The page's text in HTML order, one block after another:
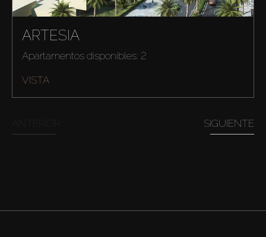
ARTESIA
Apartamentos disponibles: 2
VISTA
SIGUIENTE